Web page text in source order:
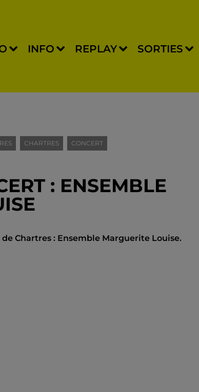
INFO REPLAY SORTIES
CHARTRES CONCERT
: ENSEMBLE
Chartres : Ensemble Marguerite Louise.